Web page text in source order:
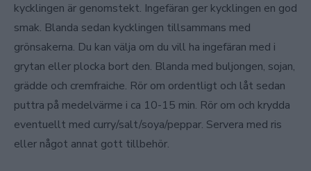
kycklingen är genomstekt. Ingefäran ger kycklingen en god
smak. Blanda sedan kycklingen tillsammans med
grönsakerna. Du kan välja om du vill ha ingefäran med i
grytan eller plocka bort den. Blanda med buljongen, sojan,
grädde och cremfraiche. Rör om ordentligt och låt sedan
puttra på medelvärme i ca 10-15 min. Rör om och krydda
eventuellt med curry/salt/soya/peppar. Servera med ris
eller något annat gott tillbehör.